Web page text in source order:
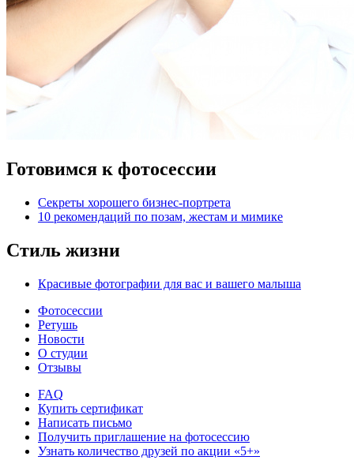
Готовимся к фотосессии
Секреты хорошего бизнес-портрета
10 рекомендаций по позам, жестам и мимике
Стиль жизни
Красивые фотографии для вас и вашего малыша
Фотосессии
Ретушь
Новости
О студии
Отзывы
FAQ
Купить сертификат
Написать письмо
Получить приглашение на фотосессию
Узнать количество друзей по акции «5+»